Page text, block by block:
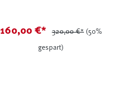
160,00 €* 320,00 €* (50%
gespart)